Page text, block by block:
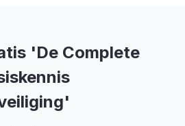
'De Complete